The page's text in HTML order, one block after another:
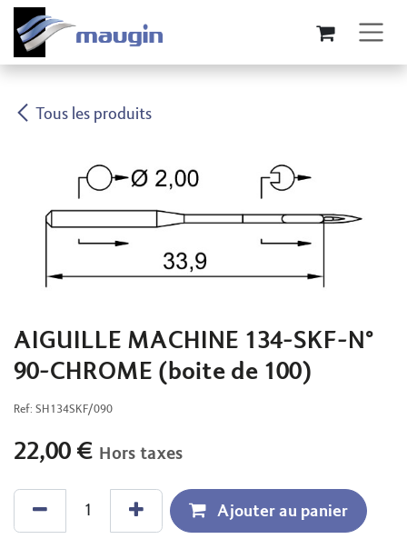
Se rendre au contenu
Tous les produits
AIGUILLE MACHINE 134-SKF-N°
90-CHROME (boite de 100)
Ref: SH134SKF/090
22,00 € Hors taxes
Ajouter au panier